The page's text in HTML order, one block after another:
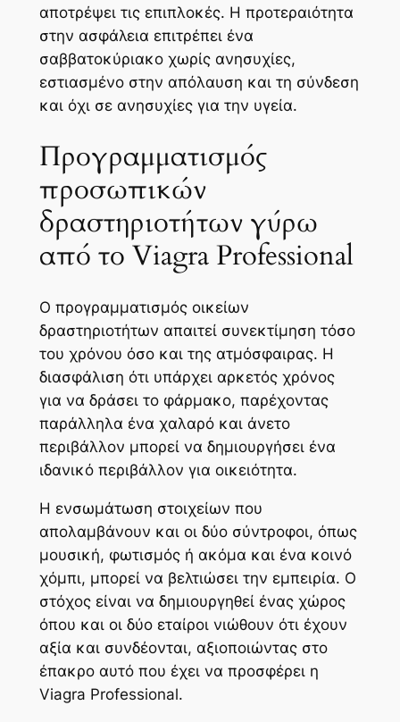
αποτρέψει τις επιπλοκές. Η προτεραιότητα
στην ασφάλεια επιτρέπει ένα
σαββατοκύριακο χωρίς ανησυχίες,
εστιασμένο στην απόλαυση και τη σύνδεση
και όχι σε ανησυχίες για την υγεία.
Προγραμματισμός
προσωπικών
δραστηριοτήτων γύρω
από το Viagra Professional
Ο προγραμματισμός οικείων
δραστηριοτήτων απαιτεί συνεκτίμηση τόσο
του χρόνου όσο και της ατμόσφαιρας. Η
διασφάλιση ότι υπάρχει αρκετός χρόνος
για να δράσει το φάρμακο, παρέχοντας
παράλληλα ένα χαλαρό και άνετο
περιβάλλον μπορεί να δημιουργήσει ένα
ιδανικό περιβάλλον για οικειότητα.
Η ενσωμάτωση στοιχείων που
απολαμβάνουν και οι δύο σύντροφοι, όπως
μουσική, φωτισμός ή ακόμα και ένα κοινό
χόμπι, μπορεί να βελτιώσει την εμπειρία. Ο
στόχος είναι να δημιουργηθεί ένας χώρος
όπου και οι δύο εταίροι νιώθουν ότι έχουν
αξία και συνδέονται, αξιοποιώντας στο
έπακρο αυτό που έχει να προσφέρει η
Viagra Professional.